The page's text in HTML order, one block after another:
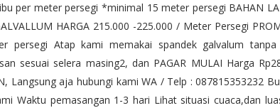
per meter persegi *minimal 15 meter persegi BAHAN
HARGA 215.000 -225.000 / Meter Persegi
persegi Atap kami memakai spandek galvalum tanpa
sesuai selera masing2, dan PAGAR MULAI Harga
Langsung aja hubungi kami WA / Telp : 087815353232
Waktu pemasangan 1-3 hari Lihat situasi cuaca,dan